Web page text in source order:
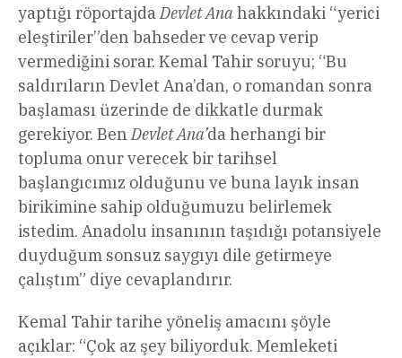
yaptığı röportajdaDevlet Anahakkındaki “yerici
eleştiriler”den bahseder ve cevap verip
vermediğini sorar. Kemal Tahir soruyu; “Bu
saldırıların Devlet Ana’dan, o romandan sonra
başlaması üzerinde de dikkatle durmak
gerekiyor. BenDevlet Ana’da herhangi bir
topluma onur verecek bir tarihsel
başlangıcımız olduğunu ve buna layık insan
birikimine sahip olduğumuzu belirlemek
istedim. Anadolu insanının taşıdığı potansiyele
duyduğum sonsuz saygıyı dile getirmeye
çalıştım” diye cevaplandırır.
Kemal Tahir tarihe yöneliş amacını şöyle
açıklar: “Çok az şey biliyorduk. Memleketi